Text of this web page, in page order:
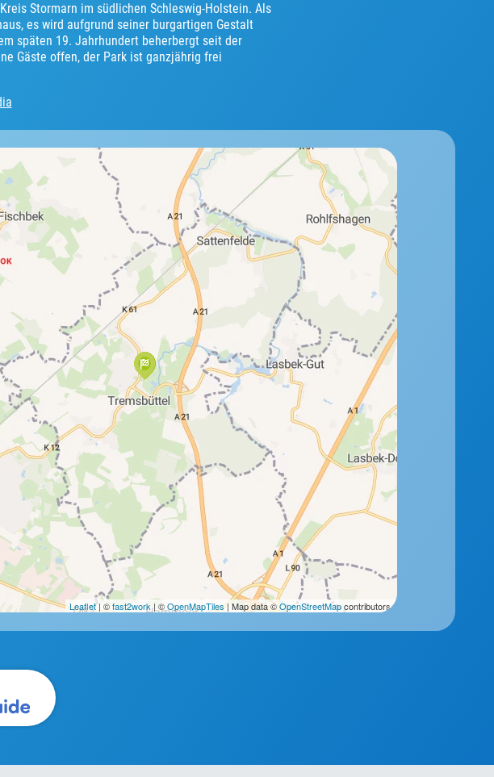
Stormarn im südlichen Schleswig-Holstein. Als
es wird aufgrund seiner burgartigen Gestalt
späten 19. Jahrhundert beherbergt seit der
Gäste offen, der Park ist ganzjährig frei
Leaflet| ©fast2work| ©OpenMapTiles| Map data ©OpenStreetMapcontributors.